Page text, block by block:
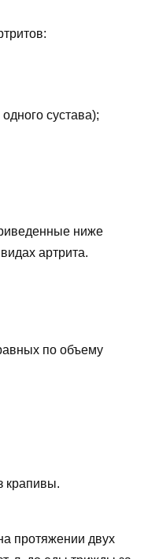
сустава);
ниже
артрита.
по объему
крапивы.
протяжении двух